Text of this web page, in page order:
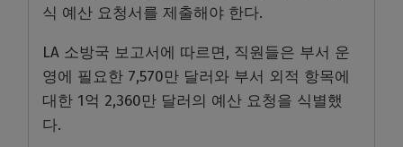
식 예산 요청서를 제출해야 한다.
LA 소방국 보고서에 따르면, 직원들은 부서 운
영에 필요한 7,570만 달러와 부서 외적 항목에
대한 1억 2,360만 달러의 예산 요청을 식별했
다.